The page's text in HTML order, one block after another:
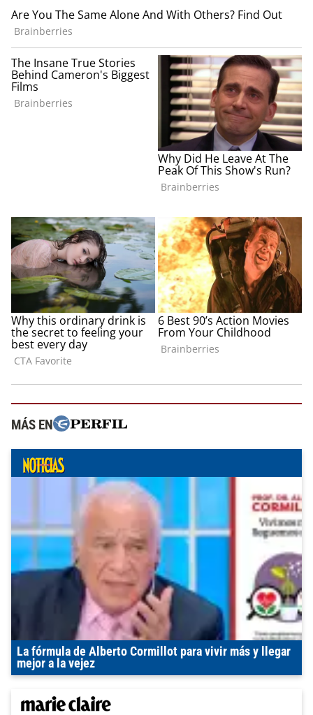
MÁS EN
La fórmula de Alberto Cormillot para vivir más y llegar
mejor a la vejez